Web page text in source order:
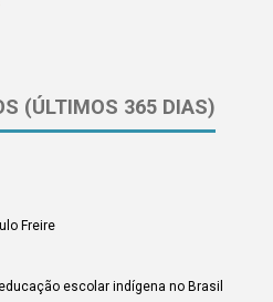
(ÚLTIMOS 365 DIAS)
Freire
escolar indígena no Brasil